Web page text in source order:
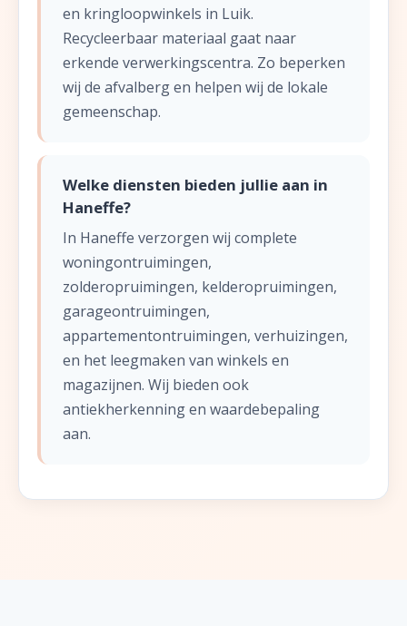
en kringloopwinkels in Luik.
Recycleerbaar materiaal gaat naar
erkende verwerkingscentra. Zo beperken
wij de afvalberg en helpen wij de lokale
gemeenschap.
Welke diensten bieden jullie aan in
Haneffe?
In Haneffe verzorgen wij complete
woningontruimingen,
zolderopruimingen, kelderopruimingen,
garageontruimingen,
appartementontruimingen, verhuizingen,
en het leegmaken van winkels en
magazijnen. Wij bieden ook
antiekherkenning en waardebepaling
aan.